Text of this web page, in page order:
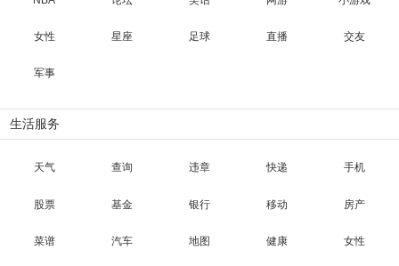
女性 星座 足球 直播 交友
军事
生活服务
天气 查询 违章 快递 手机
股票 基金 银行 移动 房产
菜谱 汽车 地图 健康 女性